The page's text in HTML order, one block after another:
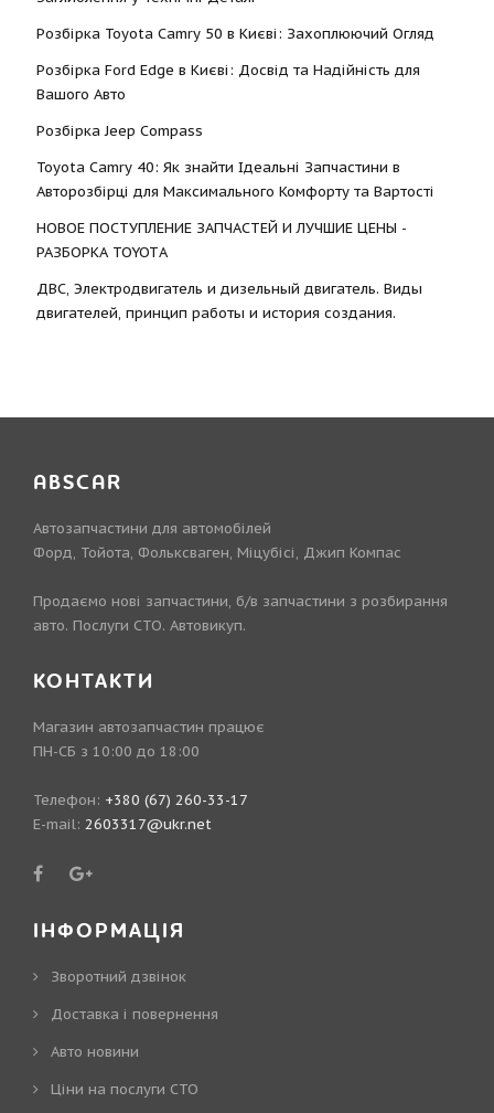
Розбірка Toyota Camry 50 в Києві: Захоплюючий Огляд
Розбірка Ford Edge в Києві: Досвід та Надійність для
Вашого Авто
Розбірка Jeep Compass
Toyota Camry 40: Як знайти Ідеальні Запчастини в
Авторозбірці для Максимального Комфорту та Вартості
НОВОЕ ПОСТУПЛЕНИЕ ЗАПЧАСТЕЙ И ЛУЧШИЕ ЦЕНЫ -
РАЗБОРКА TOYOTА
ДВС, Электродвигатель и дизельный двигатель. Виды
двигателей, принцип работы и история создания.
ABSCAR
Автозапчастини для автомобілей
Форд, Тойота, Фольксваген, Міцубісі, Джип Компас
Продаємо нові запчастини, б/в запчастини з розбирання
авто. Послуги СТО. Автовикуп.
КОНТАКТИ
Магазин автозапчастин працює
ПН-СБ з 10:00 до 18:00
Телефон: +380 (67) 260-33-17
E-mail: 2603317@ukr.net
ІНФОРМАЦІЯ
Зворотний дзвінок
Доставка і повернення
Авто новини
Ціни на послуги СТО